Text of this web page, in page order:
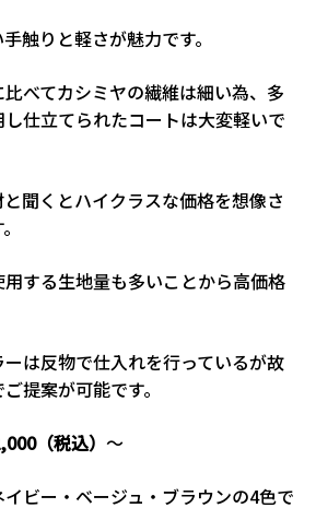
触りと軽さが魅力です。
べてカシミヤの繊維は細い為、多
仕立てられたコートは大変軽いで
聞くとハイクラスな価格を想像さ
する生地量も多いことから高価格
は反物で仕入れを行っているが故
提案が可能です。
（税込） ～
ビー・ベージュ・ブラウンの4色で